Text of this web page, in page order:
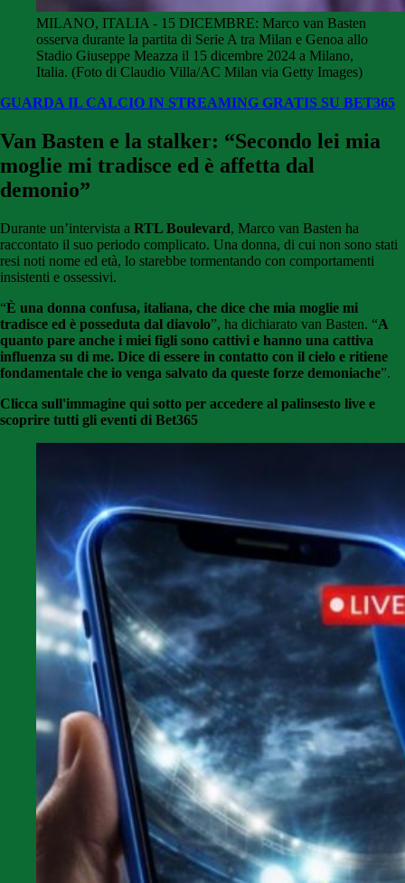
MILANO, ITALIA - 15 DICEMBRE: Marco van Basten
osserva durante la partita di Serie A tra Milan e Genoa allo
Stadio Giuseppe Meazza il 15 dicembre 2024 a Milano,
Italia. (Foto di Claudio Villa/AC Milan via Getty Images)
GUARDA IL CALCIO IN STREAMING GRATIS SU BET365
Van Basten e la stalker: “Secondo lei mia
moglie mi tradisce ed è affetta dal
demonio”
Durante un’intervista a RTL Boulevard, Marco van Basten ha
raccontato il suo periodo complicato. Una donna, di cui non sono stati
resi noti nome ed età, lo starebbe tormentando con comportamenti
insistenti e ossessivi.
“È una donna confusa, italiana, che dice che mia moglie mi
tradisce ed è posseduta dal diavolo”, ha dichiarato van Basten. “A
quanto pare anche i miei figli sono cattivi e hanno una cattiva
influenza su di me. Dice di essere in contatto con il cielo e ritiene
fondamentale che io venga salvato da queste forze demoniache”.
Clicca sull'immagine qui sotto per accedere al palinsesto live e
scoprire tutti gli eventi di Bet365